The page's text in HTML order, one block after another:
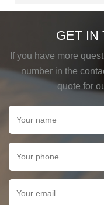
GET IN
If you have more
number in the
quote for